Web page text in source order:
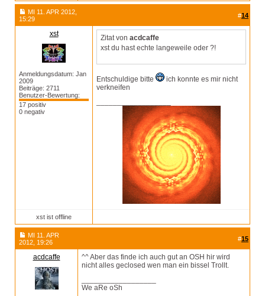
MI 11. APR 2012,
15:29
#14
xst
Anmeldungsdatum: Jan
2009
Beiträge: 2711
Benutzer-Bewertung:
17 positiv
0 negativ
Zitat von acdcaffe
xst du hast echte langeweile oder ?!
Entschuldige bitte
ich konnte es mir nicht
verkneifen
xst ist offline
MI 11. APR
2012, 19:26
#15
acdcaffe
^^ Aber das finde ich auch gut an OSH hir wird
nicht alles geclosed wen man ein bissel Trollt.
We aRe oSh